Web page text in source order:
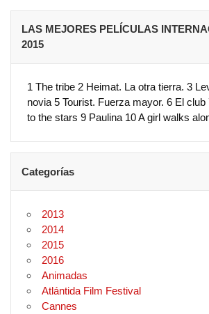
LAS MEJORES PELÍCULAS
2015
1 The tribe 2 Heimat. La otra tierra. 3
novia 5 Tourist. Fuerza mayor. 6 El
to the stars 9 Paulina 10 A girl walks
Categorías
2013
2014
2015
2016
Animadas
Atlántida Film Festival
Cannes